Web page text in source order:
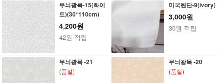
무늬광목-15(화이
트)(30*110cm)
4,200원
42원 적립
미국원단-9(ivory)
3,000원
30원 적립
무늬광목 -21
(품절)
무늬광목 -20
(품절)